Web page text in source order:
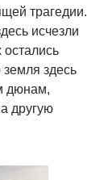
трагедии.
исчезли
здесь
дюнам,
другую